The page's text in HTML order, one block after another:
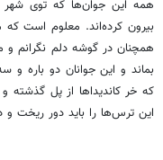
همه این جوان‌ها که توی
بیرون کرده‌اند. معلوم است
همچنان در گوشه دلم نگرانم و
بماند و این جوانان دو باره
که خر کاندیداها از پل
این ترس‌ها را باید دور ریخت